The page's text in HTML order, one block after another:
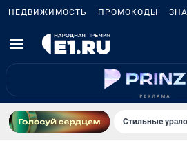
НЕДВИЖИМОСТЬ ПРОМОКОДЫ
Стильные